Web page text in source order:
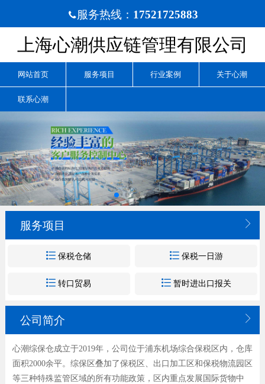
服务热线： 17521725883
上海心潮供应链管理有限公司
网站首页 服务项目 行业案例 关于心潮
联系心潮
服务项目 
 保税仓储 保税一日游
 转口贸易 暂时进出口报关
公司简介 
心潮综保仓成立于2019年，公司位于浦东机场综合保税区内，仓库
面积2000余平。综保区叠加了保税区、出口加工区和保税物流园区
等三种特殊监管区域的所有功能政策，区内重点发展国际货物中